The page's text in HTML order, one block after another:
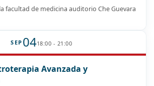
facultad de medicina auditorio Che Guevara
SEP 0418:00 - 21:00
Avanzada y